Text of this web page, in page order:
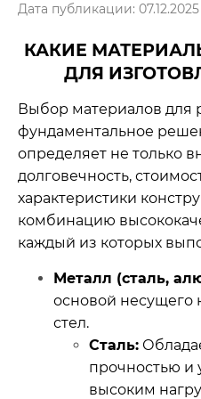
Дата публикации: 07.12.2025
КАКИЕ
ДЛЯ
Выбор материалов для
фундаментальное
определяет не только
долговечность,
характеристики
комбинацию
каждый из которых
Металл (сталь,
основой несущего
стел.
Сталь:
прочностью и
высоким